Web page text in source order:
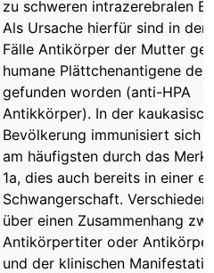
zu schweren intrazerebralen
Als Ursache hierfür sind in den
Fälle Antikörper der Mutter
humane Plättchenantigene des
gefunden worden (anti-HPA
Antikkörper). In der
Bevölkerung immunisiert sich
am häufigsten durch das
1a, dies auch bereits in einer
Schwangerschaft.
über einen Zusammenhang
Antikörpertiter oder
und der klinischen